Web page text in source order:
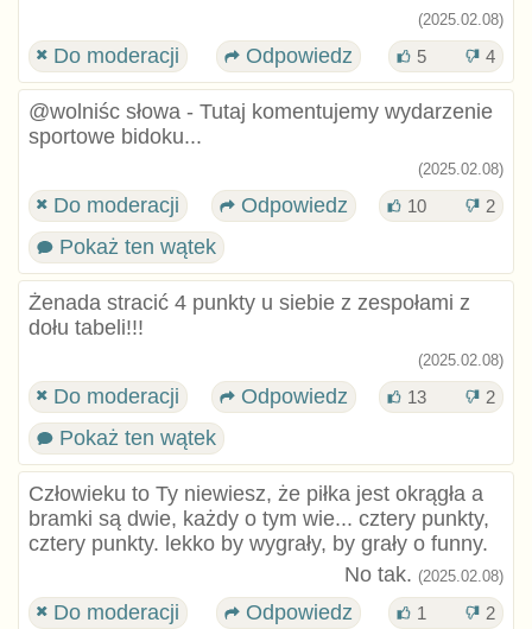
(2025.02.08)
Do moderacji Odpowiedz 5 4
@wolniśc słowa - Tutaj komentujemy wydarzenie
sportowe bidoku...
(2025.02.08)
Do moderacji Odpowiedz 10 2
Pokaż ten wątek
Żenada stracić 4 punkty u siebie z zespołami z
dołu tabeli!!!
(2025.02.08)
Do moderacji Odpowiedz 13 2
Pokaż ten wątek
Człowieku to Ty niewiesz, że piłka jest okrągła a
bramki są dwie, każdy o tym wie... cztery punkty,
cztery punkty. lekko by wygrały, by grały o funny.
No tak. (2025.02.08)
Do moderacji Odpowiedz 1 2